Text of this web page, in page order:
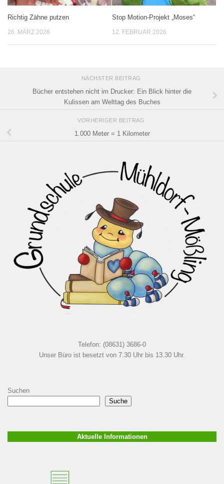
Richtig Zähne putzen
26. MÄRZ 2026
Stop Motion-Projekt „Moses“
12. FEBRUAR 2026
NÄCHSTER BEITRAG
Bücher entstehen nicht im Drucker: Ein Blick hinter die
Kulissen am Welttag des Buches
VORHERIGER BEITRAG
1.000 Meter = 1 Kilometer
Telefon: (08631) 3686-0
Unser Büro ist besetzt von 7.30 Uhr bis 13.30 Uhr.
Suchen
Suche
Aktuelle Informationen